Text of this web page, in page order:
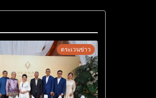
ตระเวนข่าว